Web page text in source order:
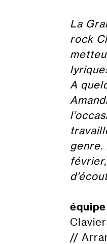
La
rock
A
genre.
//